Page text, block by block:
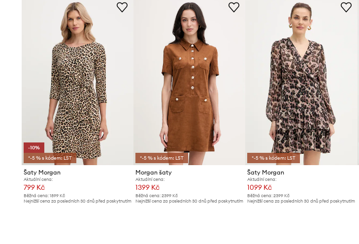
-10%
*-5 % s kódem: LST
Šaty Morgan
Aktuální cena:
799 Kč
Běžná cena: 1899 Kč
Nejnižší cena za posledních 30 dnů před poskytnutím
*-5 % s kódem: LST
Morgan šaty
Aktuální cena:
1399 Kč
Běžná cena:2399 Kč
Nejnižší cena za posledních 30 dnů před poskytnutím
*-5 % s kódem: LST
Šaty Morgan
Aktuální cena:
1099 Kč
Běžná cena: 2399 Kč
Nejnižší cena za posledních 30 dnů před poskytnutím